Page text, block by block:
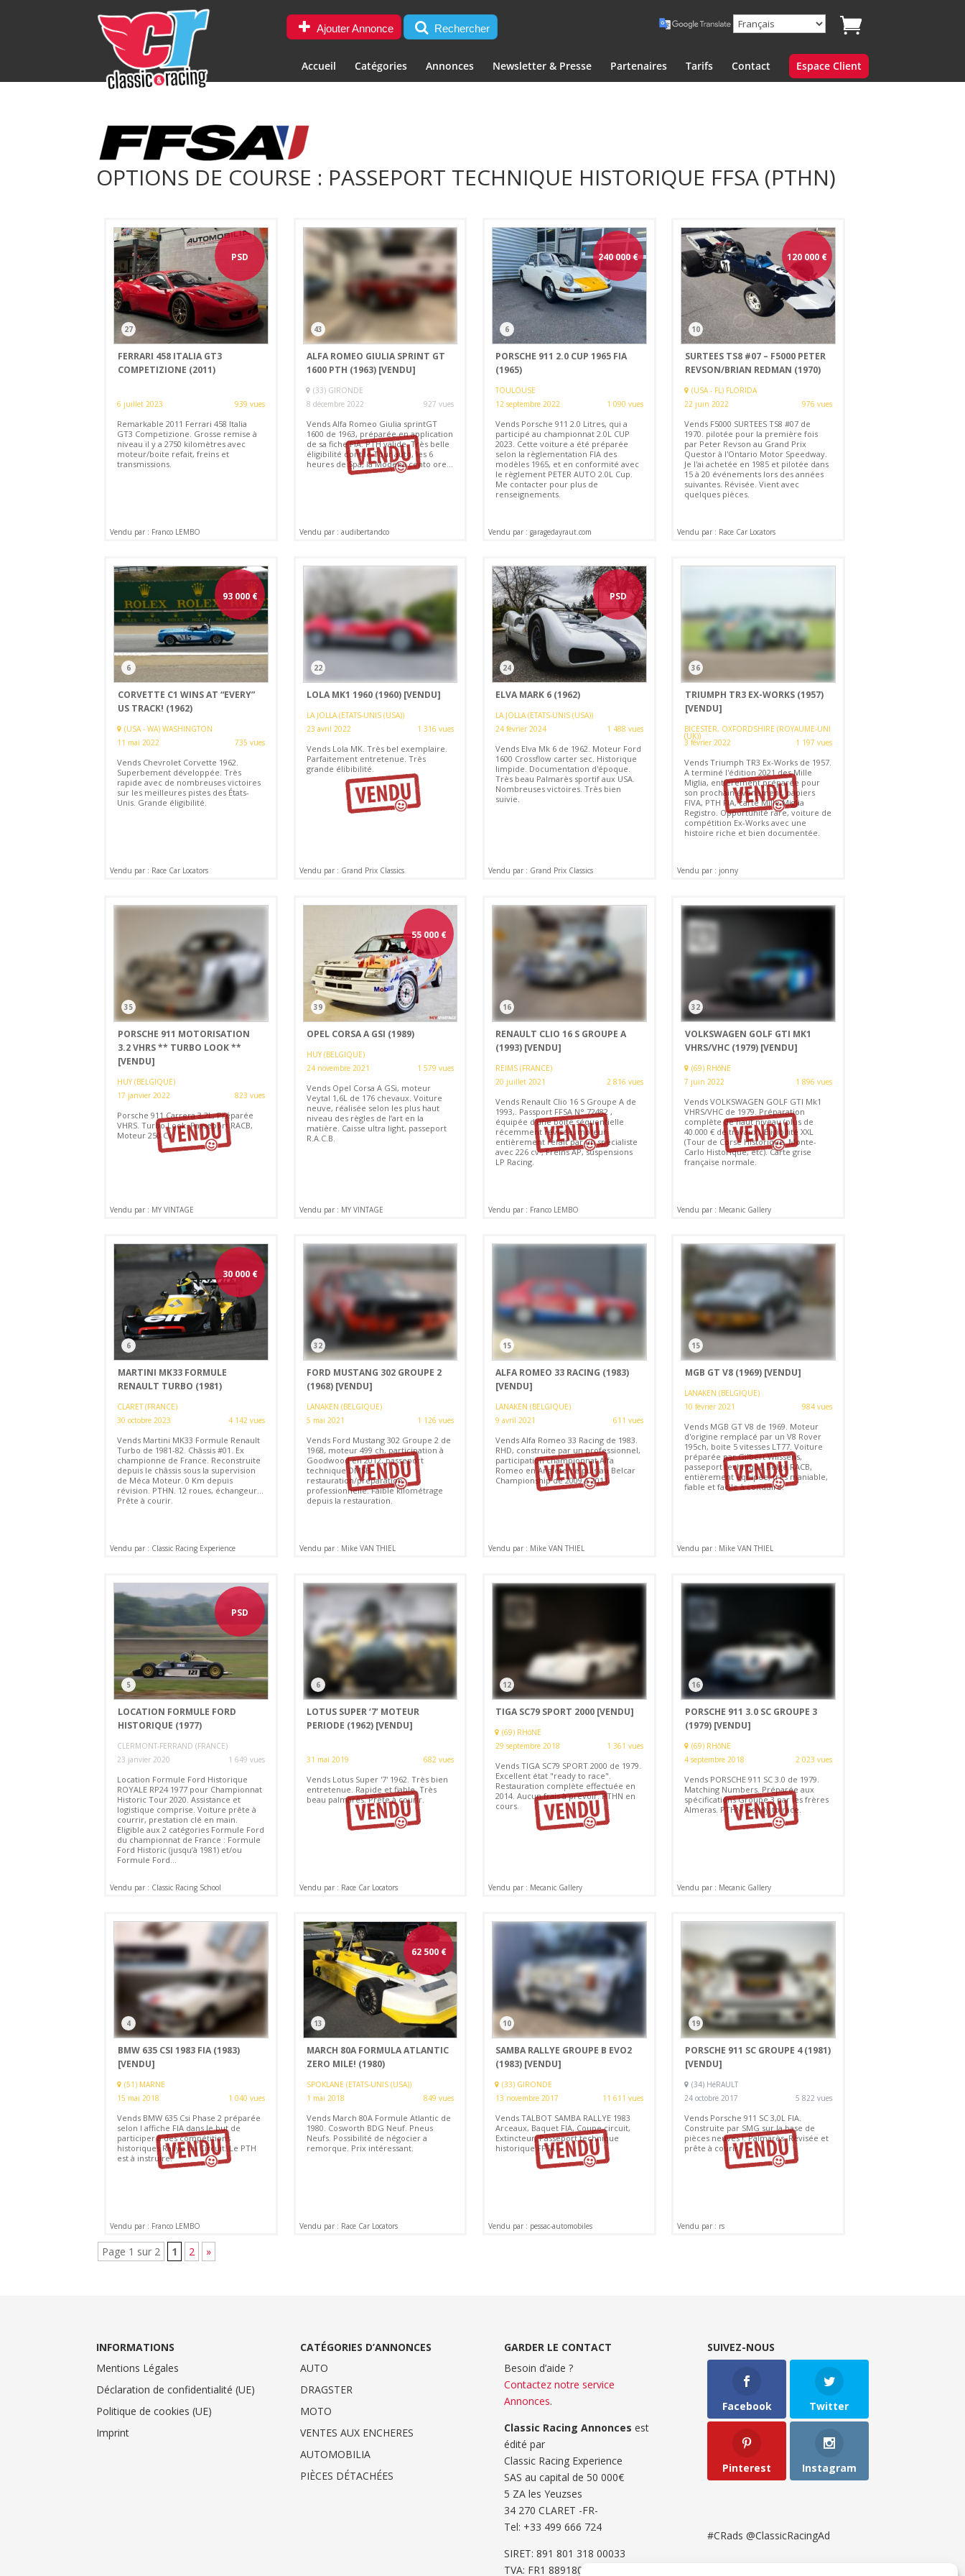
Ajouter Annonce Rechercher
Accueil Catégories Annonces Newsletter & Presse Partenaires Tarifs Contact Espace Client
OPTIONS DE COURSE : PASSEPORT TECHNIQUE HISTORIQUE FFSA (PTHN)
PSD
27
FERRARI 458 ITALIA GT3
COMPETIZIONE (2011)
6 juillet 2023 939 vues
Remarkable 2011 Ferrari 458 Italia
GT3 Competizione. Grosse remise à
niveau il y a 2750 kilomètres avec
moteur/boite refait, freins et
transmissions.
Vendu par : Franco LEMBO
43
ALFA ROMEO GIULIA SPRINT GT
1600 PTH (1963) [VENDU]
(33) GIRONDE
8 décembre 2022
927 vues
Vends Alfa Romeo Giulia sprintGT
1600 de 1963, préparée en application
de sa fiche FIA. PTH valide. Très belle
éligibilité dont le Tour auto, les 6
heures de Spa, la Modena cento ore...
Vendu par : audibertandco
240 000€
6
PORSCHE 911 2.0 CUP 1965 FIA
(1965)
TOULOUSE
12 septembre 2022
1 090 vues
Vends Porsche 911 2.0 Litres, qui a
participé au championnat 2.0L CUP
2023. Cette voiture a été préparée
selon la règlementation FIA des
modèles 1965, et en conformité avec
le règlement PETER AUTO 2.0L Cup.
Me contacter pour plus de
renseignements.
Vendu par : garagedayraut.com
120 000 €
10
SURTEES TS8 #07 – F5000 PETER
REVSON/BRIAN REDMAN (1970)
(USA - FL) FLORIDA
22 juin 2022
976 vues
Vends F5000 SURTEES TS8 #07 de
1970. pilotée pour la première fois
par Peter Revson au Grand Prix
Questor à l'Ontario Motor Speedway.
Je l'ai achetée en 1985 et pilotée dans
15 à 20 événements lors des années
suivantes. Révisée. Vient avec
quelques pièces.
Vendu par : Race Car Locators
93 000€
6
CORVETTE C1 WINS AT “EVERY”
US TRACK! (1962)
(USA - WA) WASHINGTON
11 mai 2022
735 vues
Vends Chevrolet Corvette 1962.
Superbement développée. Très
rapide avec de nombreuses victoires
sur les meilleures pistes des États-
Unis. Grande éligibilité.
Vendu par : Race Car Locators
22
LOLA MK1 1960 (1960) [VENDU]
LA JOLLA (ETATS-UNIS (USA))
23 avril 2022
1 316 vues
Vends Lola MK. Très bel exemplaire.
Parfaitement entretenue. Très
grande élibibilité.
Vendu par : Grand Prix Classics
PSD
24
ELVA MARK 6 (1962)
LA JOLLA (ETATS-UNIS (USA))
24 février 2024
1 488 vues
Vends Elva Mk 6 de 1962. Moteur Ford
1600 Crossflow carter sec. Historique
limpide. Documentation d'époque.
Très beau Palmarès sportif aux USA.
Nombreuses victoires. Très bien
suivie.
Vendu par : Grand Prix Classics
36
TRIUMPH TR3 EX-WORKS (1957)
[VENDU]
BICESTER, OXFORDSHIRE (ROYAUME-UNI
(UK))
3 février 2022 1 197 vues
Vends Triumph TR3 Ex-Works de 1957.
A terminé l'édition 2021 des Mille
Miglia, entièrement préparée pour
son prochain événement, papiers
FIVA, PTH FIA, carte Mille Miglia
Registro. Opportunité rare, voiture de
compétition Ex-Works avec une
histoire riche et bien documentée.
Vendu par : jonny
35
PORSCHE 911 MOTORISATION
3.2 VHRS ** TURBO LOOK **
[VENDU]
HUY (BELGIQUE)
17 janvier 2022
823 vues
Porsche 911 Carrera 3,2L, Préparée
VHRS. Turbo Look. Passeport RACB,
Moteur 250 Cv
Vendu par : MY VINTAGE
55 000€
39
OPEL CORSA A GSI (1989)
HUY (BELGIQUE)
24 novembre 2021
1 579 vues
Vends Opel Corsa A GSi, moteur
Veytal 1,6L de 176 chevaux. Voiture
neuve, réalisée selon les plus haut
niveau des règles de l’art en la
matière. Caisse ultra light, passeport
R.A.C.B.
Vendu par : MY VINTAGE
16
RENAULT CLIO 16 S GROUPE A
(1993) [VENDU]
REIMS (FRANCE)
20 juillet 2021
2 816 vues
Vends Renault Clio 16 S Groupe A de
1993,. Passport FFSA N° 72482 ,
équipée d'une boite séquentielle
récemment révisée, moteur
entièrement refait par un spécialiste
avec 226 cv , Freins AP, suspensions
LP Racing.
Vendu par : Franco LEMBO
32
VOLKSWAGEN GOLF GTI MK1
VHRS/VHC (1979) [VENDU]
(69) RHôNE
7 juin 2022
1 896 vues
Vends VOLKSWAGEN GOLF GTI Mk1
VHRS/VHC de 1979. Préparation
complète de haut niveau (plus de
40.000 € de travaux). Éligibilité XXL
(Tour de Corse Historique, Monte-
Carlo Historique, etc). Carte grise
française normale.
Vendu par : Mecanic Gallery
30 000€
6
MARTINI MK33 FORMULE
RENAULT TURBO (1981)
CLARET (FRANCE)
30 octobre 2023
4 142 vues
Vends Martini MK33 Formule Renault
Turbo de 1981-82. Châssis #01. Ex
championne de France. Reconstruite
depuis le châssis sous la supervision
de Méca Moteur. 0 Km depuis
révision. PTHN. 12 roues, échangeur...
Prête à courir.
Vendu par : Classic Racing Experience
32
FORD MUSTANG 302 GROUPE 2
(1968) [VENDU]
LANAKEN (BELGIQUE)
5 mai 2021
1 126 vues
Vends Ford Mustang 302 Groupe 2 de
1968, moteur 499 ch, participation à
Goodwood en 2012, passeport
technique DMSB,
restauration/préparation
professionnelle. Faible kilométrage
depuis la restauration.
Vendu par : Mike VAN THIEL
15
ALFA ROMEO 33 RACING (1983)
[VENDU]
LANAKEN (BELGIQUE)
9 avril 2021
611 vues
Vends Alfa Romeo 33 Racing de 1983.
RHD, construite par un professionnel,
participation championnat Alfa
Romeo en Angleterre puis au Belcar
Championship de 2009 à 2011.
Vendu par : Mike VAN THIEL
15
MGB GT V8 (1969) [VENDU]
LANAKEN (BELGIQUE)
10 février 2021
984 vues
Vends MGB GT V8 de 1969. Moteur
d'origine remplacé par un V8 Rover
195ch, boite 5 vitesses LT77. Voiture
préparée par Gilbert Wilssens,
passeport technique Belge RACB,
entièrement équipée, très maniable,
fiable et facile à conduire.
Vendu par : Mike VAN THIEL
PSD
5
LOCATION FORMULE FORD
HISTORIQUE (1977)
CLERMONT-FERRAND (FRANCE)
23 janvier 2020
1 649 vues
Location Formule Ford Historique
ROYALE RP24 1977 pour Championnat
Historic Tour 2020. Assistance et
logistique comprise. Voiture prête à
courrir, prestation clé en main.
Eligible aux 2 catégories Formule Ford
du championnat de France : Formule
Ford Historic (jusqu’à 1981) et/ou
Formule Ford...
Vendu par : Classic Racing School
6
LOTUS SUPER ‘7’ MOTEUR
PERIODE (1962) [VENDU]
31 mai 2019 682 vues
Vends Lotus Super '7' 1962. Très bien
entretenue. Rapide et fiable. Très
beau palmarès. Prête à courir.
Vendu par : Race Car Locators
12
TIGA SC79 SPORT 2000 [VENDU]
(69) RHôNE
29 septembre 2018
1 361 vues
Vends TIGA SC79 SPORT 2000 de 1979.
Excellent état "ready to race".
Restauration complète effectuée en
2014. Aucun frais à prévoir. PTHN en
cours.
Vendu par : Mecanic Gallery
16
PORSCHE 911 3.0 SC GROUPE 3
(1979) [VENDU]
(69) RHôNE
4 septembre 2018
2 023 vues
Vends PORSCHE 911 SC 3.0 de 1979.
Matching Numbers. Préparée aux
spécifications Groupe 3 par les frères
Almeras. PTHN. Ready to race.
Vendu par : Mecanic Gallery
4
BMW 635 CSI 1983 FIA (1983)
[VENDU]
(51) MARNE
15 mai 2018
1 040 vues
Vends BMW 635 Csi Phase 2 préparée
selon l affiche FIA dans le but de
participer à des compétitions
historiques Rallye ou Circuit. Le PTH
est à instruire.
Vendu par : Franco LEMBO
62 500€
13
MARCH 80A FORMULA ATLANTIC
ZERO MILE! (1980)
SPOKLANE (ETATS-UNIS (USA))
1 mai 2018
849 vues
Vends March 80A Formule Atlantic de
1980. Cosworth BDG Neuf. Pneus
Neufs. Possibilité de négocier a
remorque. Prix intéressant.
Vendu par : Race Car Locators
10
SAMBA RALLYE GROUPE B EVO2
(1983) [VENDU]
(33) GIRONDE
13 novembre 2017
11 611 vues
Vends TALBOT SAMBA RALLYE 1983
Arceaux, Baquet FIA, Coupe circuit,
Extincteur, Passeport technique
historique FFSA.
Vendu par : pessac-automobiles
19
PORSCHE 911 SC GROUPE 4 (1981)
[VENDU]
(34) HéRAULT
24 octobre 2017
5 822 vues
Vends Porsche 911 SC 3,0L FIA.
Construite par SMG sur la base de
pièces neuves !. Palmarès. Révisée et
prête à courir.
Vendu par : rs
Page 1 sur 2 1 2 »
INFORMATIONS
Mentions Légales
Déclaration de confidentialité (UE)
Politique de cookies (UE)
Imprint
CATÉGORIES D’ANNONCES
AUTO
DRAGSTER
MOTO
VENTES AUX ENCHERES
AUTOMOBILIA
PIÈCES DÉTACHÉES
GARDER LE CONTACT
Besoin d’aide ?
Contactez notre service
Annonces.
Classic Racing Annonces est
édité par
Classic Racing Experience
SAS au capital de 50 000€
5 ZA les Yeuzses
34 270 CLARET -FR-
Tel: ‭+33 499 666 724‬
SIRET: 891 801 318 00033
TVA: FR1 8891801318
SUIVEZ-NOUS
Facebook Twitter
Pinterest Instagram
#CRads @ClassicRacingAd